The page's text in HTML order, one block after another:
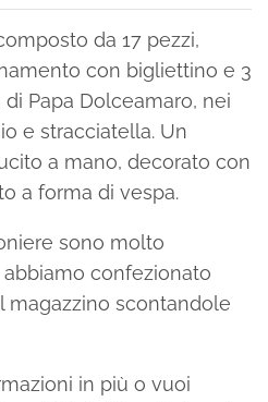
da 17 pezzi,
con bigliettino e 3
Papa Dolceamaro, nei
e stracciatella. Un
a mano, decorato con
a forma di vespa.
sono molto
confezionato
magazzino scontandole
in più o vuoi